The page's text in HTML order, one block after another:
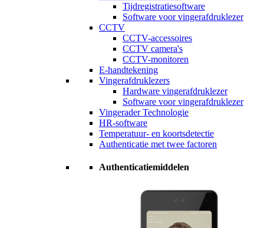
Tijdregistratiesoftware
Software voor vingerafdruklezer
CCTV
CCTV-accessoires
CCTV camera's
CCTV-monitoren
E-handtekening
Vingerafdruklezers
Hardware vingerafdruklezer
Software voor vingerafdruklezer
Vingerader Technologie
HR-software
Temperatuur- en koortsdetectie
Authenticatie met twee factoren
Authenticatiemiddelen